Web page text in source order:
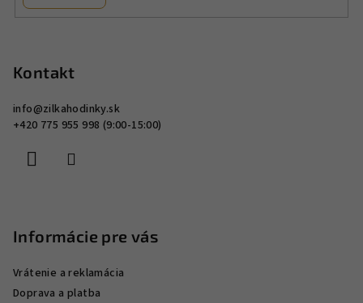
Kontakt
info@zilkahodinky.sk
+420 775 955 998 (9:00-15:00)
Informácie pre vás
Vrátenie a reklamácia
Doprava a platba